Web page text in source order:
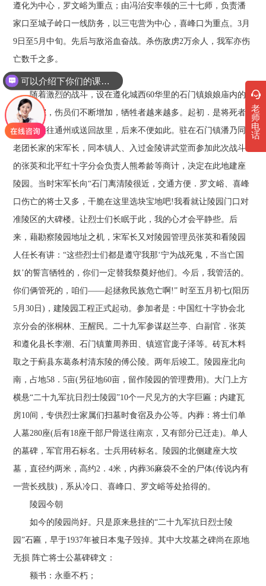
遵化为中心，罗文峪为重点；由冯治安率领的三十七师，负责潘
家口至城子岭口一线防务，以三屯营为中心，喜峰口为重点。3月
9日至5月中旬。先后与敌浴血奋战。杀伤敌虏2万余人，我军亦伤
亡数千之多。
陵园由来
随着激烈的战斗，设在遵化城西60华里的石门镇娘娘庙内的
后方医院，伤员们不断增加，牺牲者越来越多。起初．是将死者
用大车运往通州或送回故里，后来不便如此。驻在石门镇潘乃同
老团长家的宋军长，同本镇人、入过金陵讲武堂而参加此次战斗
的张英和北平红十字分会负责人熊希龄等商计，决定在此地建座
陵园。当时宋军长向“石门离清陵很近，交通方便．罗文峪、喜峰
口伤亡的将士又多，干脆在这里选块宝地吧!我看就让陵园门口对
准陵区的大碑楼。让烈士们长眠于此，我的心才会平静些。后
来，藉勘察陵园地址之机，宋军长又对陵园管理员张英和看陵园
人任长有讲：“这些烈士们都是遵守我那‘宁为战死鬼，不当亡国
奴’的誓言牺牲的，你们一定替我祭奠好他们。今后，我管活的。
你们俩管死的，咱们——起拯救民族危亡啊!” 时至五月初七(阳历
5月30日)，建陵园工程正式起动。参加者是：中国红十字协会北
京分会的张桐林、王醒民。二十九军参谋赵兰亭、白副官．张英
和遵化县长李潮、石门镇董周养田、镇巡官庞子泽等。砖瓦木料
取之于蓟县东葛条村清东陵的傅公陵。两年后竣工。陵园座北向
南，占地58．5亩(另征地60亩，留作陵园的管理费用)。大门上方
横悬“二十九军抗日烈士陵园”10个一尺见方的大字巨匾；内建瓦
房10间，专供烈士家属们扫墓时食宿及办公等。内葬：将士们单
人墓280座(后有18座干部尸骨送往南京，又有部分已迁走)。单人
的墓碑，军官用石标名。士兵用砖标名。陵园的北侧建座大坟
墓，直径约两米，高约2．4米，内葬36麻袋不全的尸体(传说内有
一营长残肢)，系从冷口、喜峰口、罗文峪等处拾得的。
陵园今朝
如今的陵园尚好。只是原来悬挂的“二十九军抗日烈士陵
园”石匾，早于1937年被日本鬼子毁掉。其中大坟墓之碑尚在原地
无损 阵亡将士公墓碑碑文：
额书：永垂不朽；
老
师
电
话